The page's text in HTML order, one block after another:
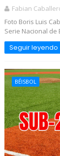
Fabian
Foto Boris Luis
Serie Nacional
Seguir leyendo
BÉISBOL